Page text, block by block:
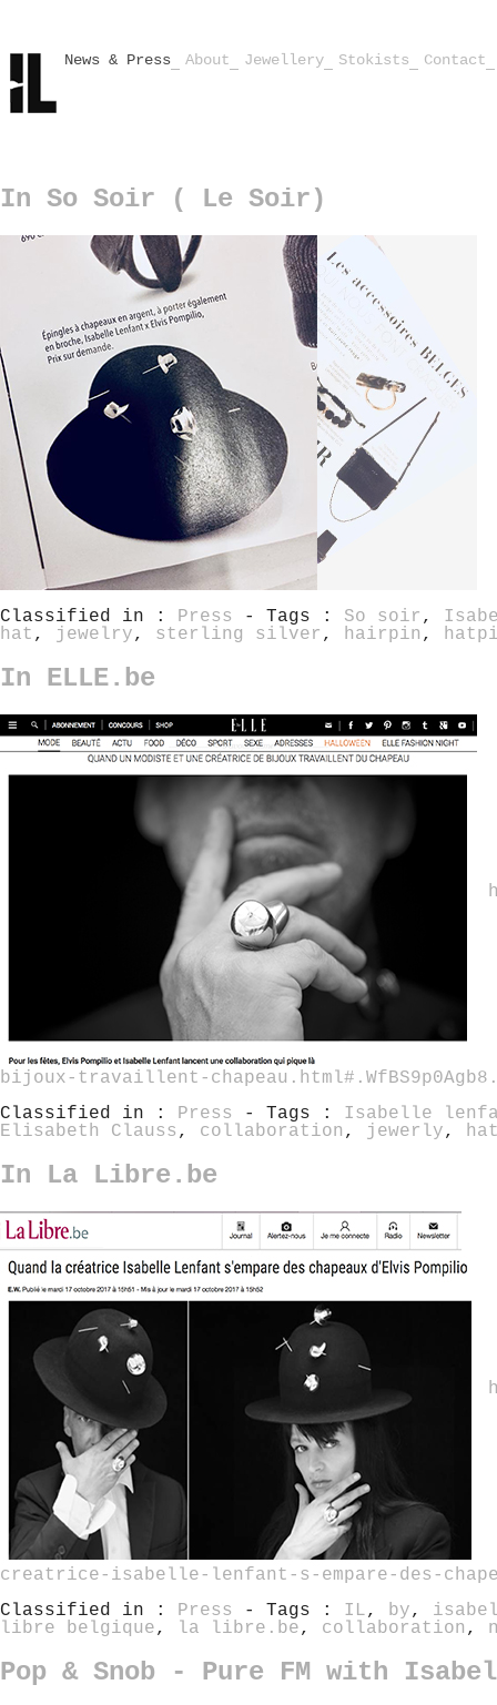
News & Press About Jewellery Stokists Contact
In So Soir ( Le Soir)
Classified in : Press - Tags : So soir ,
hat , jewelry, sterling silver , hairpin ,
In ELLE.be
bijoux-travaillent-
Classified in : Press - Tags : Isabelle
Elisabeth Clauss , collaboration , jewerly,
In La Libre.be
creatrice-isabelle-lenfant-s-empare-des-
Classified in : Press - Tags : IL, by,
libre belgique, la libre.be, collaboration ,
Pop & Snob - Pure FM with